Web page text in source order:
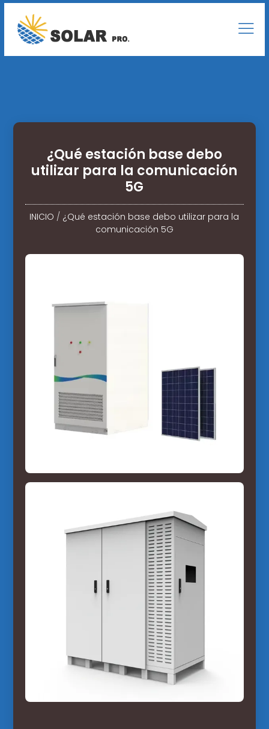
¿Qué estación base debo
utilizar para la comunicación
5G
INICIO / ¿Qué estación base debo utilizar para la
comunicación 5G